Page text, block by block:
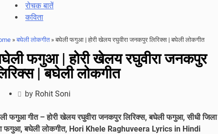
रोचक बातें
कविता
» बघेली लोकगीत» बघेली फगुआ | होरी खेलय रघुवीरा जनकपुर लिरिक्स | बघेली लोकगीत
फगुआ | होरी खेलय रघुवीरा जनकपुर
| बघेली लोकगीत
by Rohit Soni
फगुआ गीत – होरी खेलय रघुवीरा जनकपुर लिरिक्स, बघेली फगुआ, सीधी जिला
फगुआ, बघेली लोकगीत, Hori Khele Raghuveera Lyrics in Hindi